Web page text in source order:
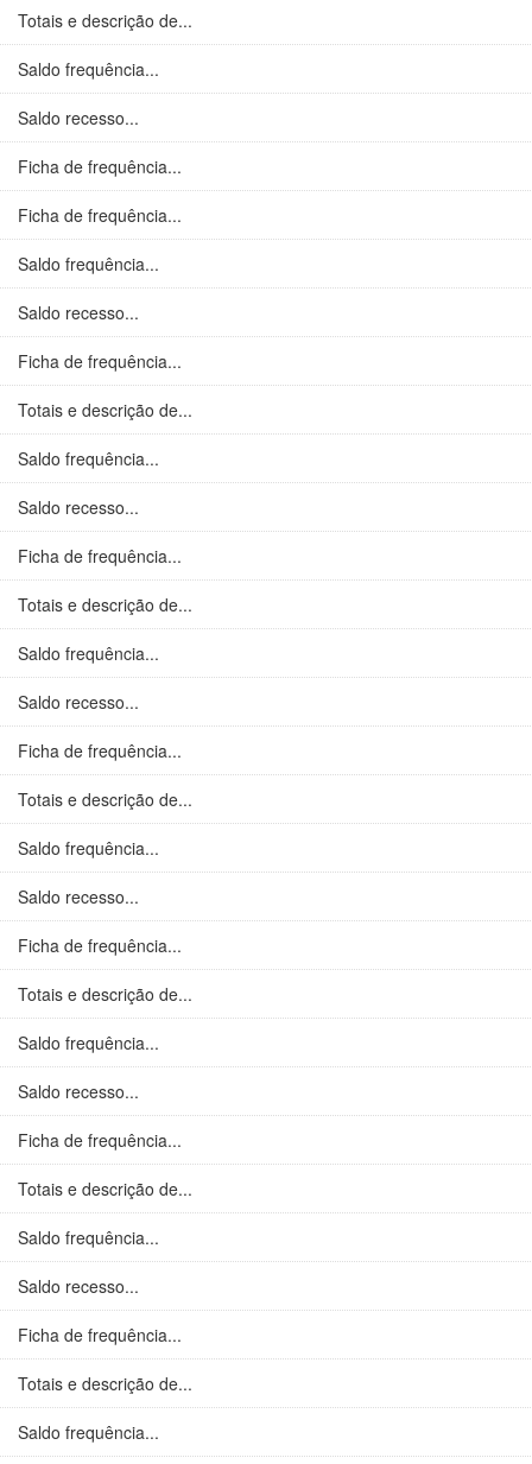
Totais e descrição de...
Saldo frequência...
Saldo recesso...
Ficha de frequência...
Ficha de frequência...
Saldo frequência...
Saldo recesso...
Ficha de frequência...
Totais e descrição de...
Saldo frequência...
Saldo recesso...
Ficha de frequência...
Totais e descrição de...
Saldo frequência...
Saldo recesso...
Ficha de frequência...
Totais e descrição de...
Saldo frequência...
Saldo recesso...
Ficha de frequência...
Totais e descrição de...
Saldo frequência...
Saldo recesso...
Ficha de frequência...
Totais e descrição de...
Saldo frequência...
Saldo recesso...
Ficha de frequência...
Totais e descrição de...
Saldo frequência...